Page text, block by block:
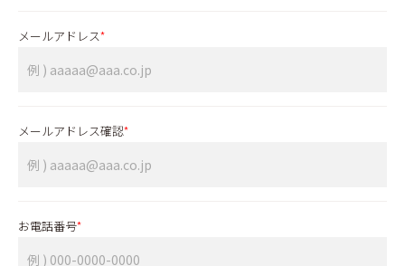
メールアドレス*
メールアドレス確認*
お電話番号*